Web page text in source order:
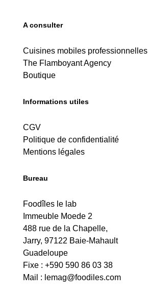
A consulter
Cuisines mobiles professionnelles
The Flamboyant Agency
Boutique
Informations utiles
CGV
Politique de confidentialité
Mentions légales
Bureau
Foodîles le lab
Immeuble Moede 2
488 rue de la Chapelle,
Jarry, 97122 Baie-Mahault
Guadeloupe
Fixe : +590 590 86 03 38
Mail : lemag@foodiles.com